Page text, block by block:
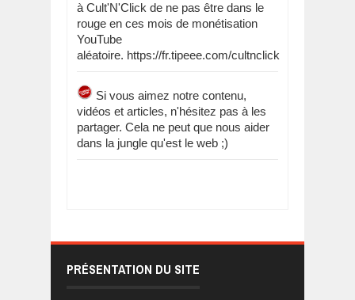
à Cult'N'Click de ne pas être dans le
rouge en ces mois de monétisation
YouTube
aléatoire. https://fr.tipeee.com/cultnclick
Si vous aimez notre contenu,
vidéos et articles, n'hésitez pas à les
partager. Cela ne peut que nous aider
dans la jungle qu'est le web ;)
PRÉSENTATION DU SITE